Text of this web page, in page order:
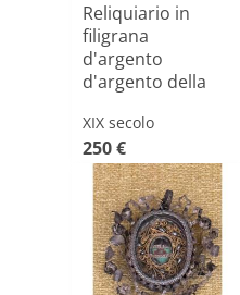
Reliquiario in
filigrana
d'argento
d'argento della
XIX secolo
250 €